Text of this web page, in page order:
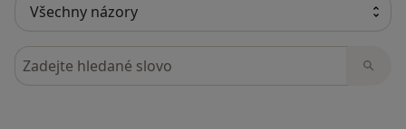
Hledejte v názorech